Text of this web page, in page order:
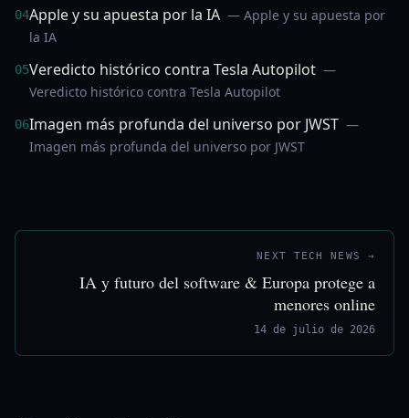
04Apple y su apuesta por la IA — Apple y su apuesta por
la IA
05Veredicto histórico contra Tesla Autopilot —
Veredicto histórico contra Tesla Autopilot
06Imagen más profunda del universo por JWST —
Imagen más profunda del universo por JWST
NEXT TECH NEWS →
IA y futuro del software & Europa protege a
menores online
14 de julio de 2026